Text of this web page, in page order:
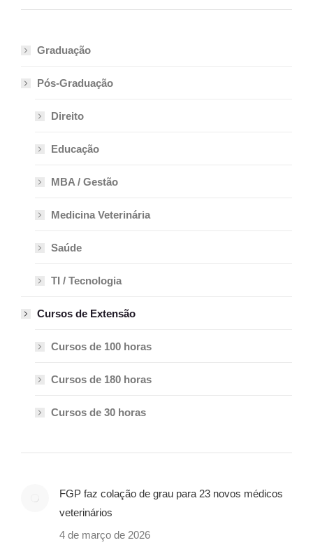
Graduação
Pós-Graduação
Direito
Educação
MBA / Gestão
Medicina Veterinária
Saúde
TI / Tecnologia
Cursos de Extensão
Cursos de 100 horas
Cursos de 180 horas
Cursos de 30 horas
FGP faz colação de grau para 23 novos médicos
veterinários
4 de março de 2026